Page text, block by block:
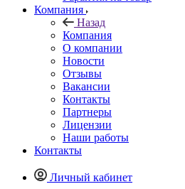
Компания
Назад
Компания
О компании
Новости
Отзывы
Вакансии
Контакты
Партнеры
Лицензии
Наши работы
Контакты
Личный кабинет